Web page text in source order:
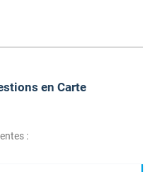
en Carte
: